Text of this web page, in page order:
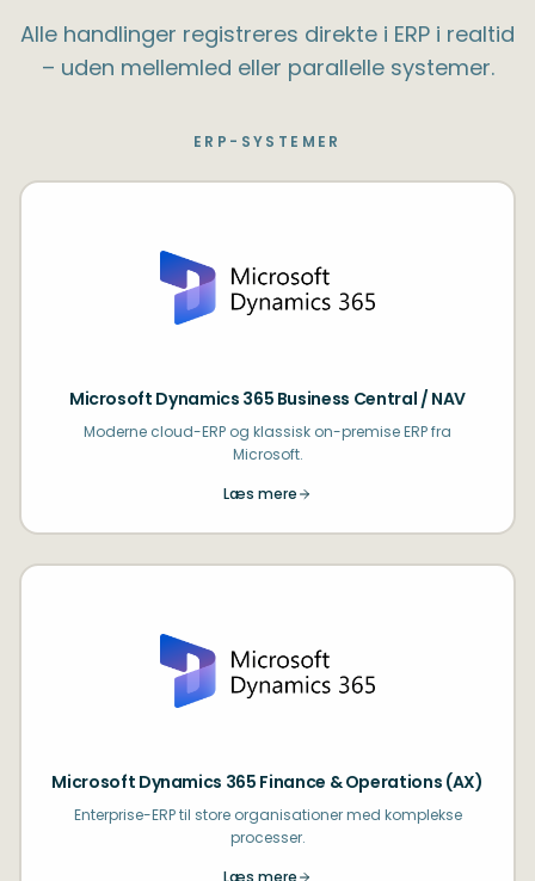
Alle handlinger registreres direkte i ERP i realtid
– uden mellemled eller parallelle systemer.
ERP-SYSTEMER
Microsoft Dynamics 365 Business Central / NAV
Moderne cloud-ERP og klassisk on-premise ERP fra
Microsoft.
Læs mere
Microsoft Dynamics 365 Finance & Operations (AX)
Enterprise-ERP til store organisationer med komplekse
processer.
Læs mere